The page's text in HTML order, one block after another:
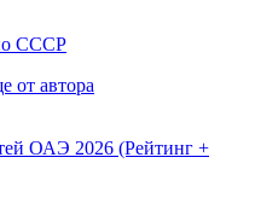
СССР
от автора
ОАЭ 2026 (Рейтинг +